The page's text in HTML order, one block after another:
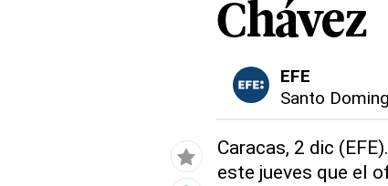
Chávez
EFE
Santo
Caracas, 2 dic
este jueves que el